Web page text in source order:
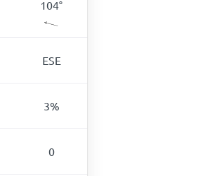
104°
ESE
3%
0